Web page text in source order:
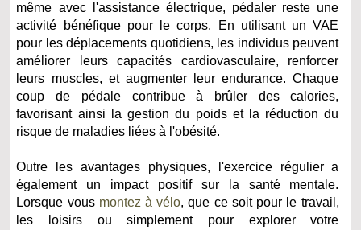
même avec l'assistance électrique, pédaler reste une
activité bénéfique pour le corps. En utilisant un VAE
pour les déplacements quotidiens, les individus peuvent
améliorer leurs capacités cardiovasculaire, renforcer
leurs muscles, et augmenter leur endurance. Chaque
coup de pédale contribue à brûler des calories,
favorisant ainsi la gestion du poids et la réduction du
risque de maladies liées à l'obésité.
Outre les avantages physiques, l'exercice régulier a
également un impact positif sur la santé mentale.
Lorsque vous montez à vélo, que ce soit pour le travail,
les loisirs ou simplement pour explorer votre